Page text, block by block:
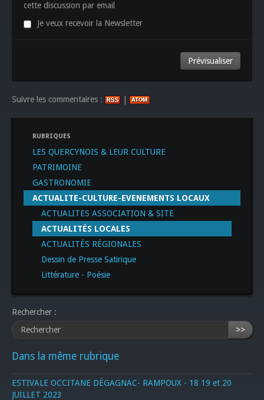
cette discussion par email
Je veux recevoir la Newsletter
Suivre les commentaires : |
RUBRIQUES
LES QUERCYNOIS & LEUR CULTURE
PATRIMOINE
GASTRONOMIE
ACTUALITE-CULTURE-EVENEMENTS LOCAUX
ACTUALITES ASSOCIATION & SITE
ACTUALITÉS LOCALES
ACTUALITÉS RÉGIONALES
Dessin de Presse Satirique
Littérature - Poésie
Rechercher :
>>
Dans la même rubrique
ESTIVALE OCCITANE DÉGAGNAC- RAMPOUX - 18 19 et 20
JUILLET 2023